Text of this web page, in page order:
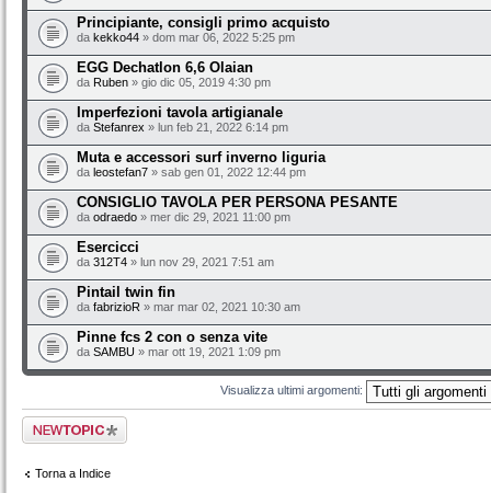
Principiante, consigli primo acquisto
da kekko44 » dom mar 06, 2022 5:25 pm
EGG Dechatlon 6,6 Olaian
da Ruben » gio dic 05, 2019 4:30 pm
Imperfezioni tavola artigianale
da Stefanrex » lun feb 21, 2022 6:14 pm
Muta e accessori surf inverno liguria
da leostefan7 » sab gen 01, 2022 12:44 pm
CONSIGLIO TAVOLA PER PERSONA PESANTE
da odraedo » mer dic 29, 2021 11:00 pm
Esercicci
da 312T4 » lun nov 29, 2021 7:51 am
Pintail twin fin
da fabrizioR » mar mar 02, 2021 10:30 am
Pinne fcs 2 con o senza vite
da SAMBU » mar ott 19, 2021 1:09 pm
Visualizza ultimi argomenti:
Scrivi un nuovo
argomento
Torna a Indice